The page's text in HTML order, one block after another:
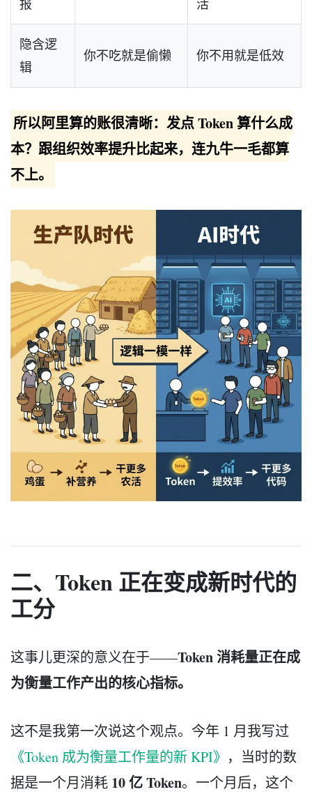
报 活
隐含逻
辑
你不吃就是偷懒 你不用就是低效
所以阿里算的账很清晰：发点 Token 算什么成
本？跟组织效率提升比起来，连九牛一毛都算
不上。
二、Token 正在变成新时代的
工分
这事儿更深的意义在于——Token 消耗量正在成
为衡量工作产出的核心指标。
这不是我第一次说这个观点。今年 1 月我写过
《Token 成为衡量工作量的新 KPI》 ，当时的数
据是一个月消耗 10 亿 Token。一个月后，这个